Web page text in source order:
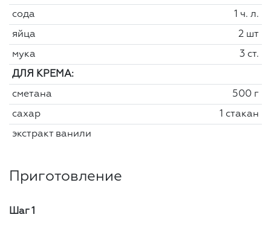
сода 1 ч. л.
яйца 2 шт
мука 3 ст.
ДЛЯ КРЕМА:
сметана 500 г
сахар 1 стакан
экстракт ванили
Приготовление
Шаг 1